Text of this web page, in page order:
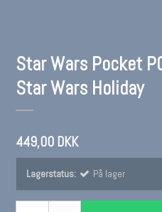
Star Wars Pocket
Star Wars Holiday
449,00 DKK
Lagerstatus: På lager